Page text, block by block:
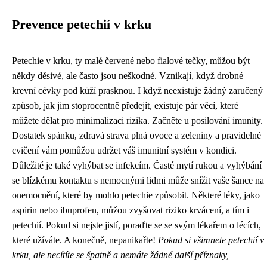
Prevence petechií v krku
Petechie v krku, ty malé červené nebo fialové tečky, můžou být
někdy děsivé, ale často jsou neškodné. Vznikají, když drobné
krevní cévky pod kůží prasknou. I když neexistuje žádný zaručený
způsob, jak jim stoprocentně předejít, existuje pár věcí, které
můžete dělat pro minimalizaci rizika. Začněte u posilování imunity.
Dostatek spánku, zdravá strava plná ovoce a zeleniny a pravidelné
cvičení vám pomůžou udržet váš imunitní systém v kondici.
Důležité je také vyhýbat se infekcím. Časté mytí rukou a vyhýbání
se blízkému kontaktu s nemocnými lidmi může snížit vaše šance na
onemocnění, které by mohlo petechie způsobit. Některé léky, jako
aspirin nebo ibuprofen, můžou zvyšovat riziko krvácení, a tím i
petechií. Pokud si nejste jistí, poraďte se se svým lékařem o lécích,
které užíváte. A konečně, nepanikařte! Pokud si všimnete petechií v
krku, ale necítíte se špatně a nemáte žádné další příznaky,